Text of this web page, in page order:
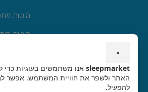
מיטות
מיטות
מיטות היי
×
sleepmarket אנו משתמשים בעוגיות
האתר ולשפר את חוויית המשתמש. אפשר
להפעיל.